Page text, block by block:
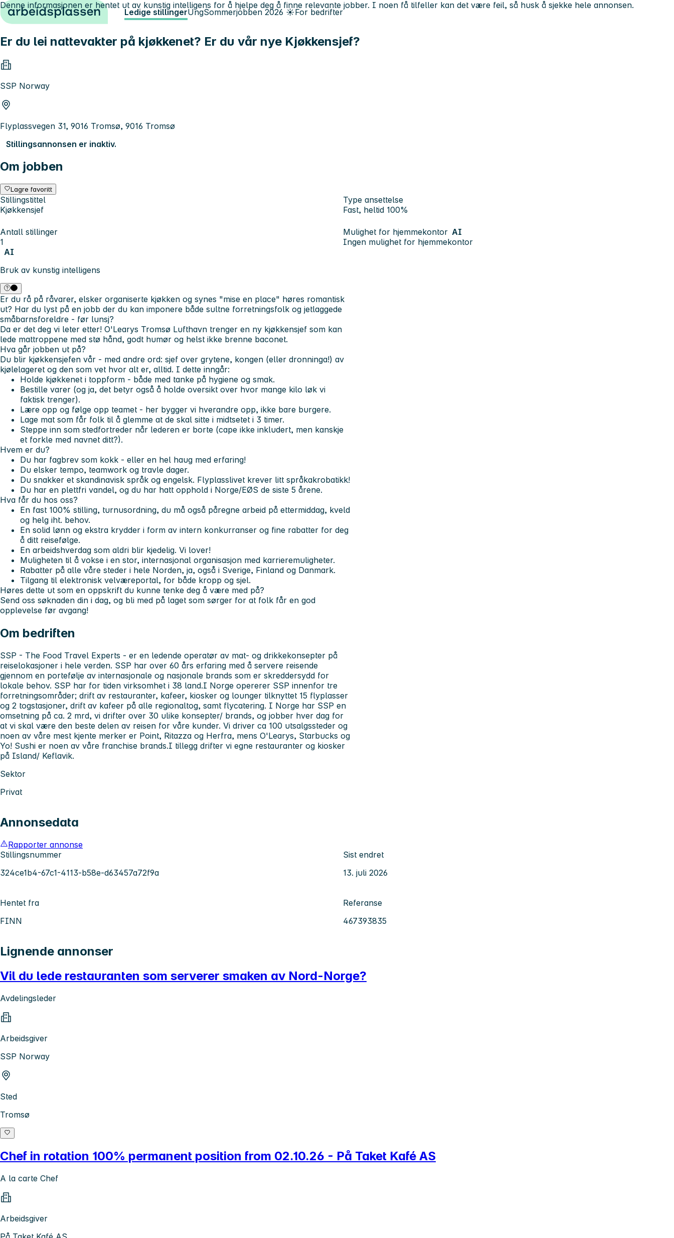
Hopp til innhold Ledige stillingerUngSommerjobben 2026 ☀️For bedrifter
Er du lei nattevakter på kjøkkenet? Er du vår nye Kjøkkensjef?
SSP Norway
Flyplassvegen 31, 9016 Tromsø, 9016 Tromsø
Stillingsannonsen er inaktiv.
Om jobben
Lagre favoritt
Stillingstittel
Kjøkkensjef
Type ansettelse
Fast, heltid 100%
Antall stillinger
1
Mulighet for hjemmekontor AI
Ingen mulighet for hjemmekontor
AI
Bruk av kunstig intelligens
Denne informasjonen er hentet ut av kunstig intelligens for å hjelpe deg å finne relevante jobber. I noen få tilfeller kan det være feil, så husk å sjekke hele annonsen.
Er du rå på råvarer, elsker organiserte kjøkken og synes "mise en place" høres romantisk
ut? Har du lyst på en jobb der du kan imponere både sultne forretningsfolk og jetlaggede
småbarnsforeldre - før lunsj?
Da er det deg vi leter etter! O'Learys Tromsø Lufthavn trenger en ny kjøkkensjef som kan
lede mattroppene med stø hånd, godt humør og helst ikke brenne baconet.
Hva går jobben ut på?
Du blir kjøkkensjefen vår - med andre ord: sjef over grytene, kongen (eller dronninga!) av
kjølelageret og den som vet hvor alt er, alltid. I dette inngår:
Holde kjøkkenet i toppform - både med tanke på hygiene og smak.
Bestille varer (og ja, det betyr også å holde oversikt over hvor mange kilo løk vi
faktisk trenger).
Lære opp og følge opp teamet - her bygger vi hverandre opp, ikke bare burgere.
Lage mat som får folk til å glemme at de skal sitte i midtsetet i 3 timer.
Steppe inn som stedfortreder når lederen er borte (cape ikke inkludert, men kanskje
et forkle med navnet ditt?).
Hvem er du?
Du har fagbrev som kokk - eller en hel haug med erfaring!
Du elsker tempo, teamwork og travle dager.
Du snakker et skandinavisk språk og engelsk. Flyplasslivet krever litt språkakrobatikk!
Du har en plettfri vandel, og du har hatt opphold i Norge/EØS de siste 5 årene.
Hva får du hos oss?
En fast 100% stilling, turnusordning, du må også påregne arbeid på ettermiddag, kveld
og helg iht. behov.
En solid lønn og ekstra krydder i form av intern konkurranser og fine rabatter for deg
å ditt reisefølge.
En arbeidshverdag som aldri blir kjedelig. Vi lover!
Muligheten til å vokse i en stor, internasjonal organisasjon med karrieremuligheter.
Rabatter på alle våre steder i hele Norden, ja, også i Sverige, Finland og Danmark.
Tilgang til elektronisk velværeportal, for både kropp og sjel.
Høres dette ut som en oppskrift du kunne tenke deg å være med på?
Send oss søknaden din i dag, og bli med på laget som sørger for at folk får en god
opplevelse før avgang!
Om bedriften
SSP - The Food Travel Experts - er en ledende operatør av mat- og drikkekonsepter på
reiselokasjoner i hele verden. SSP har over 60 års erfaring med å servere reisende
gjennom en portefølje av internasjonale og nasjonale brands som er skreddersydd for
lokale behov. SSP har for tiden virksomhet i 38 land.I Norge opererer SSP innenfor tre
forretningsområder; drift av restauranter, kafeer, kiosker og lounger tilknyttet 15 flyplasser
og 2 togstasjoner, drift av kafeer på alle regionaltog, samt flycatering. I Norge har SSP en
omsetning på ca. 2 mrd, vi drifter over 30 ulike konsepter/ brands, og jobber hver dag for
at vi skal være den beste delen av reisen for våre kunder. Vi driver ca 100 utsalgssteder og
noen av våre mest kjente merker er Point, Ritazza og Herfra, mens O'Learys, Starbucks og
Yo! Sushi er noen av våre franchise brands.I tillegg drifter vi egne restauranter og kiosker
på Island/ Keflavik.
Sektor
Privat
Annonsedata
Rapporter annonse
Stillingsnummer
324ce1b4-67c1-4113-b58e-d63457a72f9a
Sist endret
13. juli 2026
Hentet fra
FINN
Referanse
467393835
Lignende annonser
Vil du lede restauranten som serverer smaken av Nord-Norge?
Avdelingsleder
Arbeidsgiver
SSP Norway
Sted
Tromsø
Chef in rotation 100% permanent position from 02.10.26 - På Taket Kafé AS
A la carte Chef
Arbeidsgiver